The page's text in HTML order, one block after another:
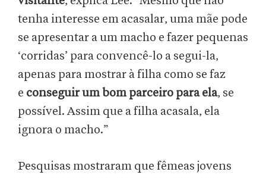
tenha interesse em acasalar, uma mãe pode
se apresentar a um macho e fazer pequenas
‘corridas’ para convencê-lo a segui-la,
apenas para mostrar à filha como se faz
e conseguir um bom parceiro para ela, se
possível. Assim que a filha acasala, ela
ignora o macho.”
Pesquisas mostraram que fêmeas jovens